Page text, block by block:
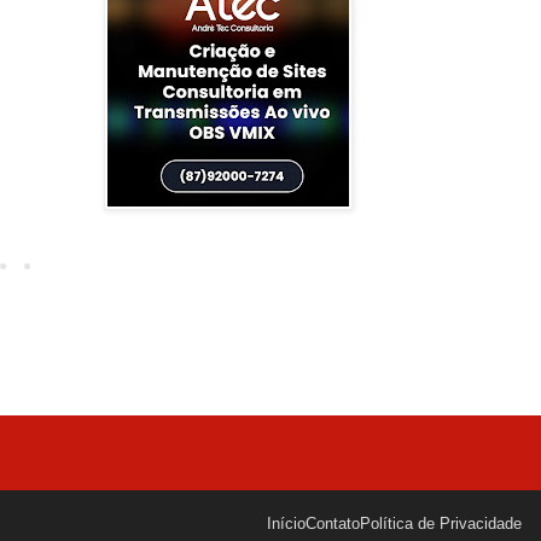
InícioContatoPolítica de Privacidade